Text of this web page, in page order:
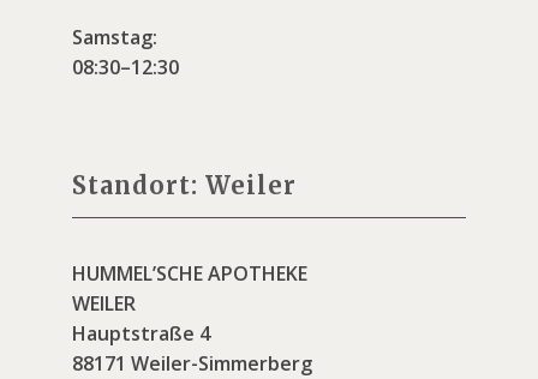
Samstag:
08:30–12:30
Standort: Weiler
HUMMEL’SCHE APOTHEKE
WEILER
Hauptstraße 4
88171 Weiler-Simmerberg